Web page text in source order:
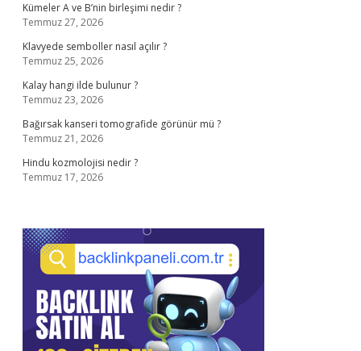
Kümeler A ve B’nin birleşimi nedir ?
Temmuz 27, 2026
Klavyede semboller nasıl açılır ?
Temmuz 25, 2026
Kalay hangi ilde bulunur ?
Temmuz 23, 2026
Bağırsak kanseri tomografide görünür mü ?
Temmuz 21, 2026
Hindu kozmolojisi nedir ?
Temmuz 17, 2026